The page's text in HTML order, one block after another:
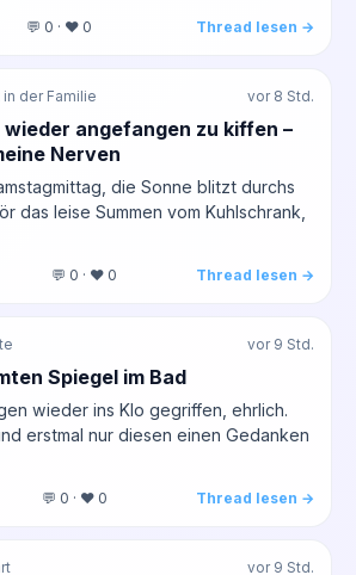
💬 0 · ❤️ 0 Thread lesen →
in der Familie vor 8 Std.
wieder angefangen zu kiffen –
Nerven
die Sonne blitzt durchs
das leise Summen vom Kuhlschrank,
💬 0 · ❤️ 0 Thread lesen →
vor 9 Std.
Spiegel im Bad
wieder ins Klo gegriffen, ehrlich.
erstmal nur diesen einen Gedanken
💬 0 · ❤️ 0 Thread lesen →
vor 9 Std.